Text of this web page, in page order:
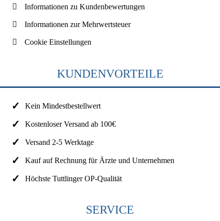
Informationen zu Kundenbewertungen
Informationen zur Mehrwertsteuer
Cookie Einstellungen
KUNDENVORTEILE
Kein Mindestbestellwert
Kostenloser Versand ab 100€
Versand 2-5 Werktage
Kauf auf Rechnung für Ärzte und Unternehmen
Höchste Tuttlinger OP-Qualität
SERVICE